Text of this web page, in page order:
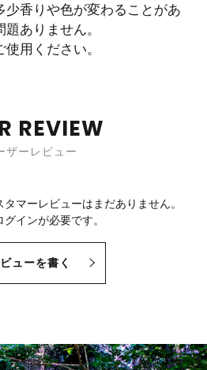
香りや色が変わることがあ
ありません。
用ください。
REVIEW
ザーレビュー
マーレビューはまだありません。
グインが必要です。
ューを書く